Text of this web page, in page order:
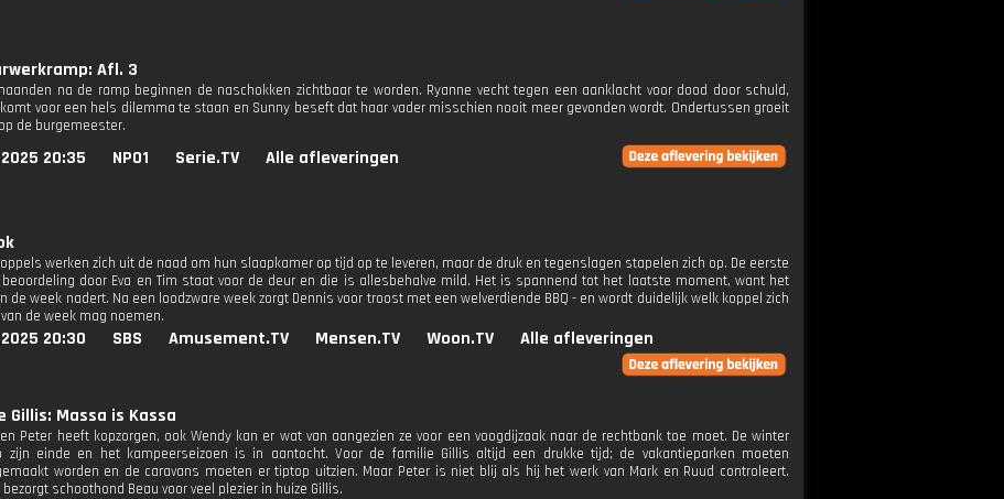
Afl. 3
na de ramp beginnen de naschokken zichtbaar te worden. Ryanne vecht tegen een aanklacht voor dood door schuld,
voor een hels dilemma te staan en Sunny beseft dat haar vader misschien nooit meer gevonden wordt. Ondertussen groeit
de burgemeester.
20:35 NPO1 Serie.TV Alle afleveringen
werken zich uit de naad om hun slaapkamer op tijd op te leveren, maar de druk en tegenslagen stapelen zich op. De eerste
door Eva en Tim staat voor de deur en die is allesbehalve mild. Het is spannend tot het laatste moment, want het
de week nadert. Na een loodzware week zorgt Dennis voor troost met een welverdiende BBQ - en wordt duidelijk welk koppel zich
de week mag noemen.
20:30 SBS Amusement.TV Mensen.TV Woon.TV Alle afleveringen
Gillis: Massa is Kassa
Peter heeft kopzorgen, ook Wendy kan er wat van aangezien ze voor een voogdijzaak naar de rechtbank toe moet. De winter
zijn einde en het kampeerseizoen is in aantocht. Voor de familie Gillis altijd een drukke tijd; de vakantieparken moeten
worden en de caravans moeten er tiptop uitzien. Maar Peter is niet blij als hij het werk van Mark en Ruud controleert.
bezorgt schoothond Beau voor veel plezier in huize Gillis.